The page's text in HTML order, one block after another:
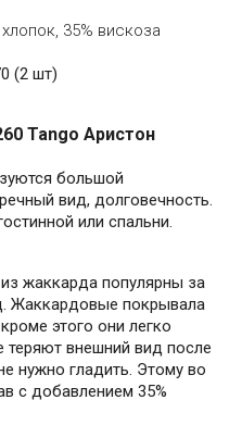
хлопок, 35% вискоза
(2 шт)
Tango Аристон
большой
вид, долговечность.
или спальни.
жаккарда популярны за
Жаккардовые покрывала
этого они легко
теряют внешний вид после
нужно гладить. Этому во
с добавлением 35%